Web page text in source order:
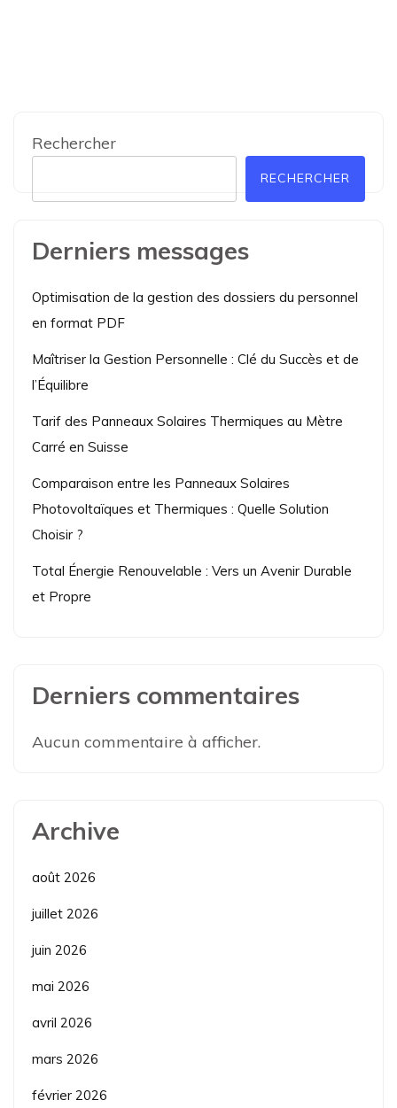
Rechercher
RECHERCHER
Derniers messages
Optimisation de la gestion des dossiers du personnel
en format PDF
Maîtriser la Gestion Personnelle : Clé du Succès et de
l’Équilibre
Tarif des Panneaux Solaires Thermiques au Mètre
Carré en Suisse
Comparaison entre les Panneaux Solaires
Photovoltaïques et Thermiques : Quelle Solution
Choisir ?
Total Énergie Renouvelable : Vers un Avenir Durable
et Propre
Derniers commentaires
Aucun commentaire à afficher.
Archive
août 2026
juillet 2026
juin 2026
mai 2026
avril 2026
mars 2026
février 2026